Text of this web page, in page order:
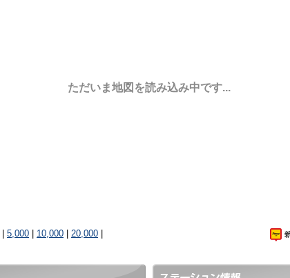
ただいま地図を読み込み中です...
5,000 10,000 20,000